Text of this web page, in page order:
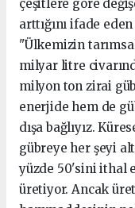
çeşitlere göre
arttığını ifade
"Ülkemizin
milyar litre
milyon ton zirai
enerjide hem de
dışa bağlıyız.
gübreye her şeyi
yüzde 50'sini ithal
üretiyor. Ancak